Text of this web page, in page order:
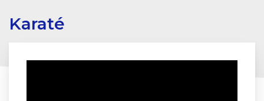
Karaté